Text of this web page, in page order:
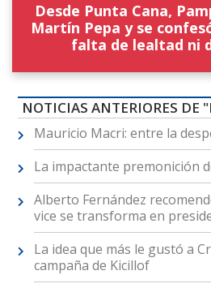
Desde Punta Cana,
Martín Pepa y se
falta de lealtad ni
NOTICIAS ANTERIORES DE
Mauricio Macri: entre la
La impactante premonición
Alberto Fernández
vice se transforma en
La idea que más le gustó a
campaña de Kicillof